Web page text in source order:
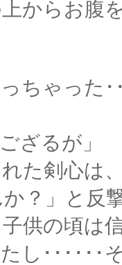
からお腹
ちゃった
ざるが」
た剣心は
？」と反
子供の頃は
し･･････